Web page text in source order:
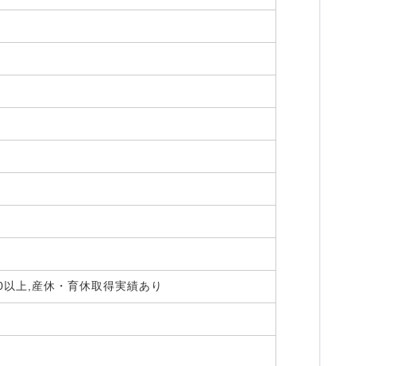
上,産休・育休取得実績あり